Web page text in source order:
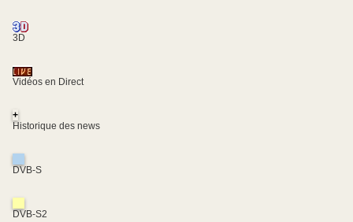
3D
Vidéos en Direct
+
Historique des news
DVB-S
DVB-S2